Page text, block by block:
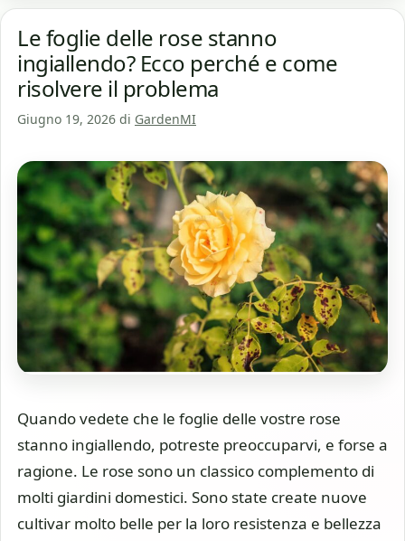
Le foglie delle rose stanno
ingiallendo? Ecco perché e come
risolvere il problema
Giugno 19, 2026 di GardenMI
Quando vedete che le foglie delle vostre rose
stanno ingiallendo, potreste preoccuparvi, e forse a
ragione. Le rose sono un classico complemento di
molti giardini domestici. Sono state create nuove
cultivar molto belle per la loro resistenza e bellezza